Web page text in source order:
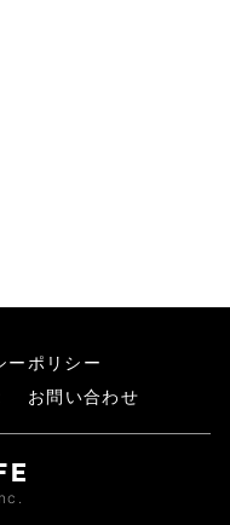
ーポリシー
お問い合わせ